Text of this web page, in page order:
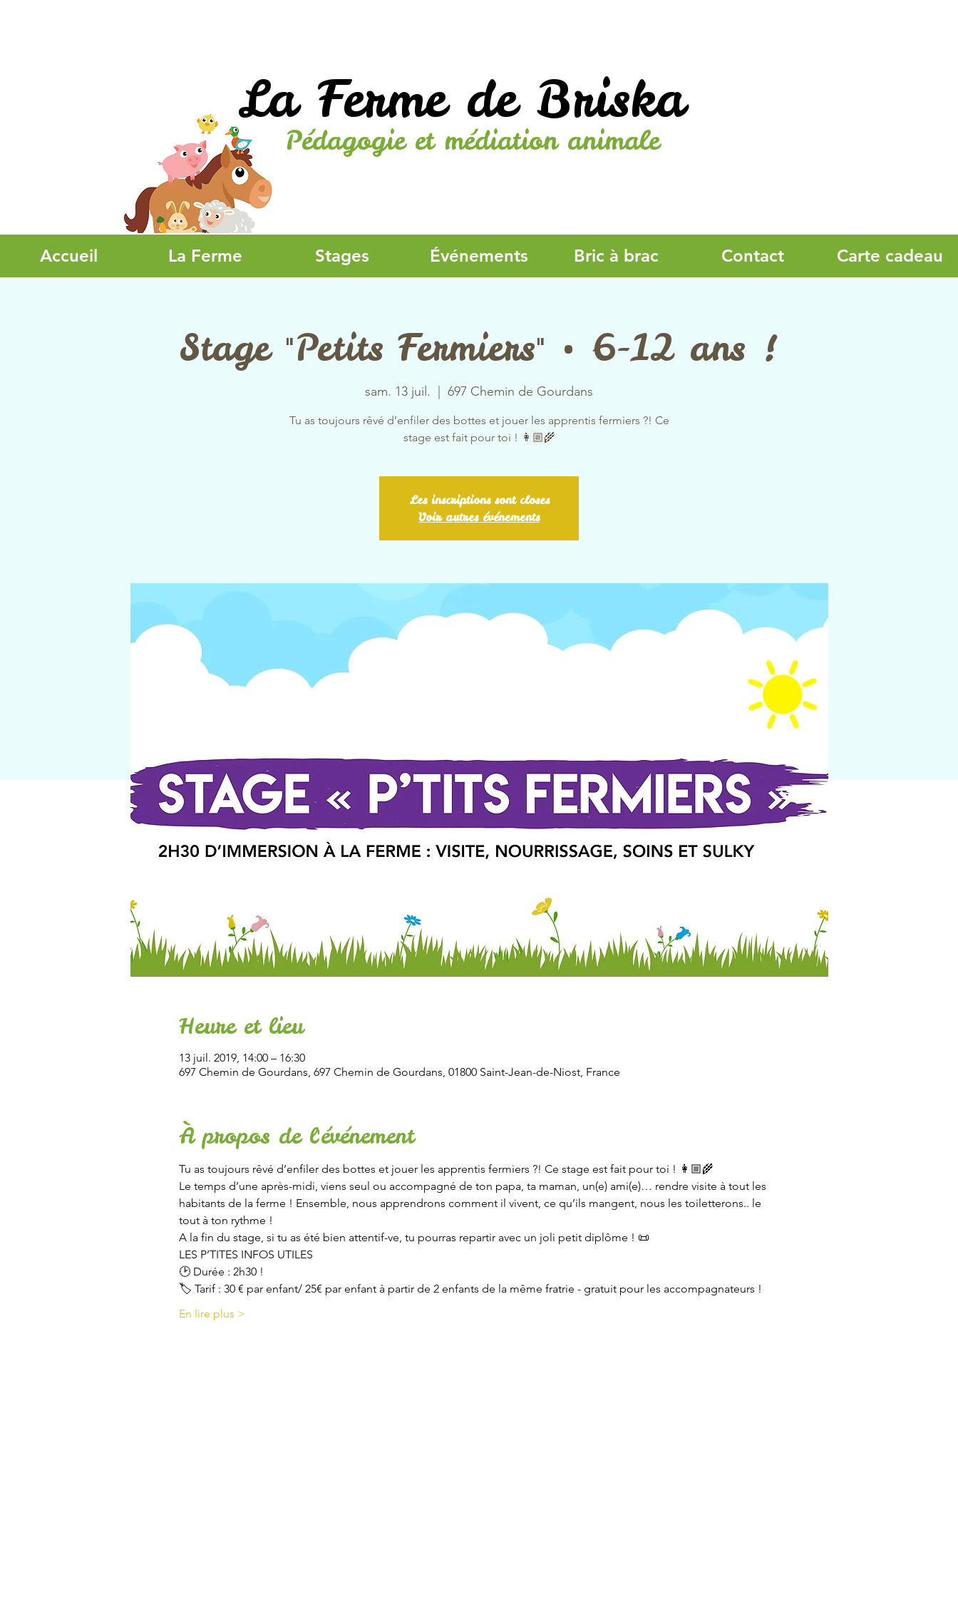
La Ferme de Briska
Pédagogie et médiation animale
Accueil La Ferme Stages Événements Bric à brac Contact Carte cadeau
Stage "Petits Fermiers" • 6-12 ans !
sam. 13 juil. 697 Chemin de Gourdans
Tu as toujours rêvé d’enfiler des bottes et jouer les apprentis fermiers ?! Ce
stage est fait pour toi ! 👩🏼‍🌾
Les inscriptions sont closes
Voir autres événements
Heure et lieu
13 juil. 2019, 14:00 – 16:30
697 Chemin de Gourdans, 697 Chemin de Gourdans, 01800 Saint-Jean-de-Niost, France
À propos de l'événement
Tu as toujours rêvé d’enfiler des bottes et jouer les apprentis fermiers ?! Ce stage est fait pour toi ! 👩🏼‍🌾
Le temps d’une après-midi, viens seul ou accompagné de ton papa, ta maman, un(e) ami(e)… rendre visite à tout les
habitants de la ferme ! Ensemble, nous apprendrons comment il vivent, ce qu’ils mangent, nous les toiletterons.. le
tout à ton rythme !
A la fin du stage, si tu as été bien attentif-ve, tu pourras repartir avec un joli petit diplôme ! 📜
LES P’TITES INFOS UTILES
🕑 Durée : 2h30 !
🏷 Tarif : 30 € par enfant/ 25€ par enfant à partir de 2 enfants de la même fratrie - gratuit pour les accompagnateurs !
En lire plus >